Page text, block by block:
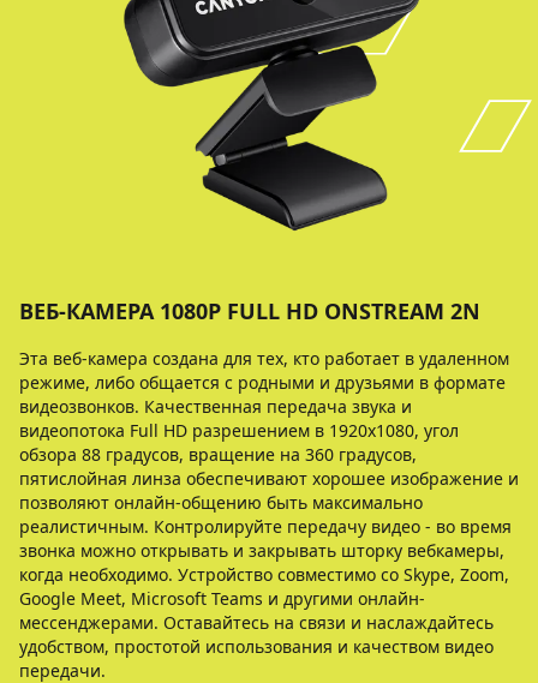
ВЕБ-КАМЕРА 1080P FULL HD ONSTREAM 2N
Эта веб-камера создана для тех, кто работает в удаленном
режиме, либо общается с родными и друзьями в формате
видеозвонков. Качественная передача звука и
видеопотока Full HD разрешением в 1920x1080, угол
обзора 88 градусов, вращение на 360 градусов,
пятислойная линза обеспечивают хорошее изображение и
позволяют онлайн-общению быть максимально
реалистичным. Контролируйте передачу видео - во время
звонка можно открывать и закрывать шторку вебкамеры,
когда необходимо. Устройство совместимо со Skype, Zoom,
Google Meet, Microsoft Teams и другими онлайн-
мессенджерами. Оставайтесь на связи и наслаждайтесь
удобством, простотой использования и качеством видео
передачи.